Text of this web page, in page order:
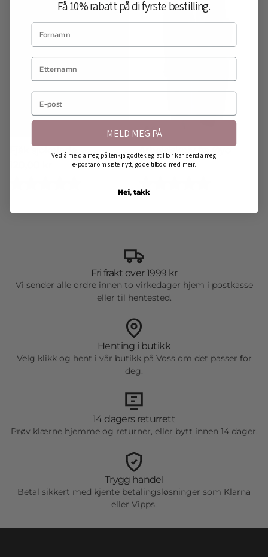
Fjåk sjokolade
Arbeidskniv fra Øyo
Vanlig pris
99,00 kr
Fri frakt over 1999 kr
Vi sender alle ordre innen to virkedager hjem i postkasse
eller til hentested.
Henting i butikk
Velg klikk og hent i vår butikk på Voss om det passer for
deg.
14 dagers returrett
Prøv klærne hjemme og returner, eller bytt innen 14 dager.
Trygg handel
Betal sikkert med kjente betalingsløsninger som Klarna
eller Vipps.
Innlogging kreves
Logg inn på kontoen din for å legge til
produkter i ønskelisten din og se
tidligere lagrede varer.
Logg inn
Få 10% rabatt på di fyrste bestilling.
MELD MEG PÅ
Ved å melda meg på lenkja godtek eg at Flor kan senda meg
e-postar om siste nytt, gode tilbod med meir.
Nei, takk